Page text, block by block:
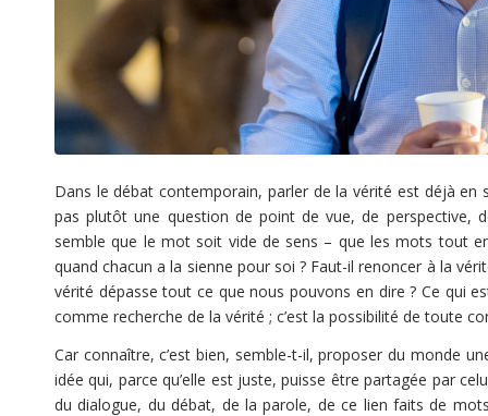
Dans le débat contemporain, parler de la vérité est déjà
pas plutôt une question de point de vue, de perspective,
semble que le mot soit vide de sens – que les mots tout
quand chacun a la sienne pour soi ? Faut-il renoncer à la
vérité dépasse tout ce que nous pouvons en dire ? Ce qui
comme recherche de la vérité ; c’est la possibilité de toute
Car connaître, c’est bien, semble-t-il, proposer du monde
idée qui, parce qu’elle est juste, puisse être partagée par
du dialogue, du débat, de la parole, de ce lien faits de